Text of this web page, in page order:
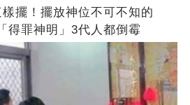
擺！擺放神位不可不知的
得罪神明」3代人都倒霉